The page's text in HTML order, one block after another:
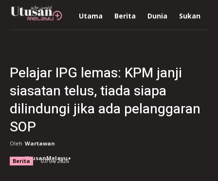
Utama Berita Dunia Sukan
Pelajar IPG lemas: KPM janji
siasatan telus, tiada siapa
dilindungi jika ada pelanggaran
SOP
Oleh Wartawan
UtusanMelayu+
Berita 07/04/2026